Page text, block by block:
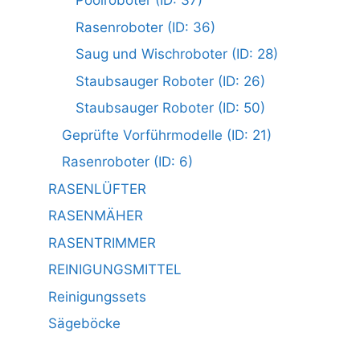
Rasenroboter (ID: 36)
Saug und Wischroboter (ID: 28)
Staubsauger Roboter (ID: 26)
Staubsauger Roboter (ID: 50)
Geprüfte Vorführmodelle (ID: 21)
Rasenroboter (ID: 6)
RASENLÜFTER
RASENMÄHER
RASENTRIMMER
REINIGUNGSMITTEL
Reinigungssets
Sägeböcke